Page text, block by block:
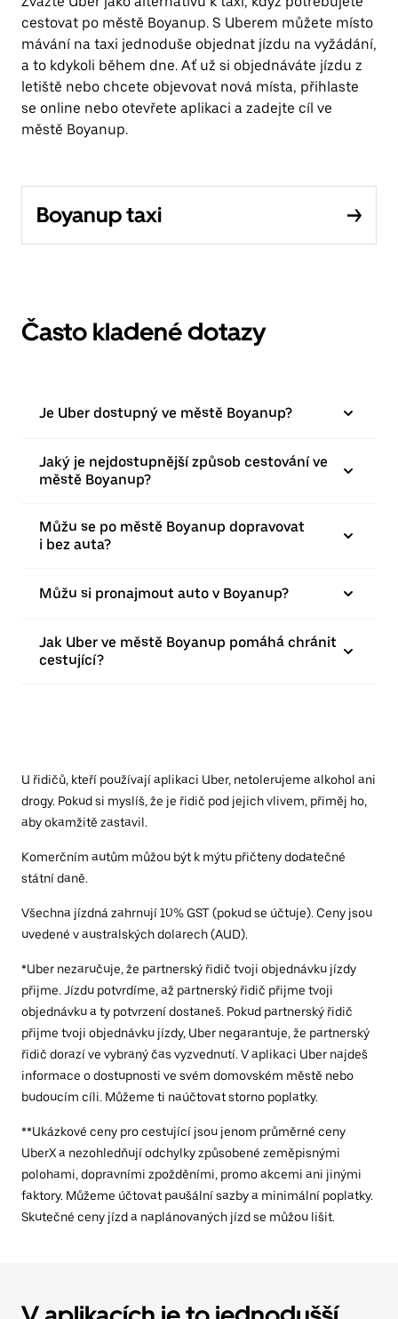
cestovat po městě Boyanup. S Uberem můžete místo
mávání na taxi jednoduše objednat jízdu na vyžádání,
a to kdykoli během dne. Ať už si objednáváte jízdu z
letiště nebo chcete objevovat nová místa, přihlaste
se online nebo otevřete aplikaci a zadejte cíl ve
městě Boyanup.
Boyanup taxi
Často kladené dotazy
Je Uber dostupný ve městě Boyanup?
Jaký je nejdostupnější způsob cestování ve
městě Boyanup?
Můžu se po městě Boyanup dopravovat
i bez auta?
Můžu si pronajmout auto v Boyanup?
Jak Uber ve městě Boyanup pomáhá chránit
cestující?
U řidičů, kteří používají aplikaci Uber, netolerujeme alkohol ani
drogy. Pokud si myslíš, že je řidič pod jejich vlivem, přiměj ho,
aby okamžitě zastavil.
Komerčním autům můžou být k mýtu přičteny dodatečné
státní daně.
Všechna jízdná zahrnují 10% GST (pokud se účtuje). Ceny jsou
uvedené v australských dolarech (AUD).
*Uber nezaručuje, že partnerský řidič tvoji objednávku jízdy
přijme. Jízdu potvrdíme, až partnerský řidič přijme tvoji
objednávku a ty potvrzení dostaneš. Pokud partnerský řidič
přijme tvoji objednávku jízdy, Uber negarantuje, že partnerský
řidič dorazí ve vybraný čas vyzvednutí. V aplikaci Uber najdeš
informace o dostupnosti ve svém domovském městě nebo
budoucím cíli. Můžeme ti naúčtovat storno poplatky.
**Ukázkové ceny pro cestující jsou jenom průměrné ceny
UberX a nezohledňují odchylky způsobené zeměpisnými
polohami, dopravními zpožděními, promo akcemi ani jinými
faktory. Můžeme účtovat paušální sazby a minimální poplatky.
Skutečné ceny jízd a naplánovaných jízd se můžou lišit.